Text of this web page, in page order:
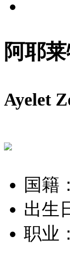
阿耶
Ayelet
国籍
出生
职业